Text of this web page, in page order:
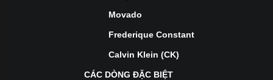
Movado
Frederique Constant
Calvin Klein (CK)
CÁC DÒNG ĐẶC BIỆT